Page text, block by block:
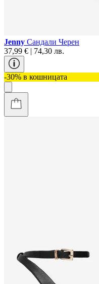
Jenny Сандали Черен
37,99 € | 74,30 лв.
-30% в кошницата